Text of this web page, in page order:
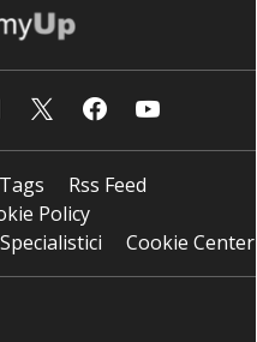
Tags
Rss Feed
Policy
Cookie Center